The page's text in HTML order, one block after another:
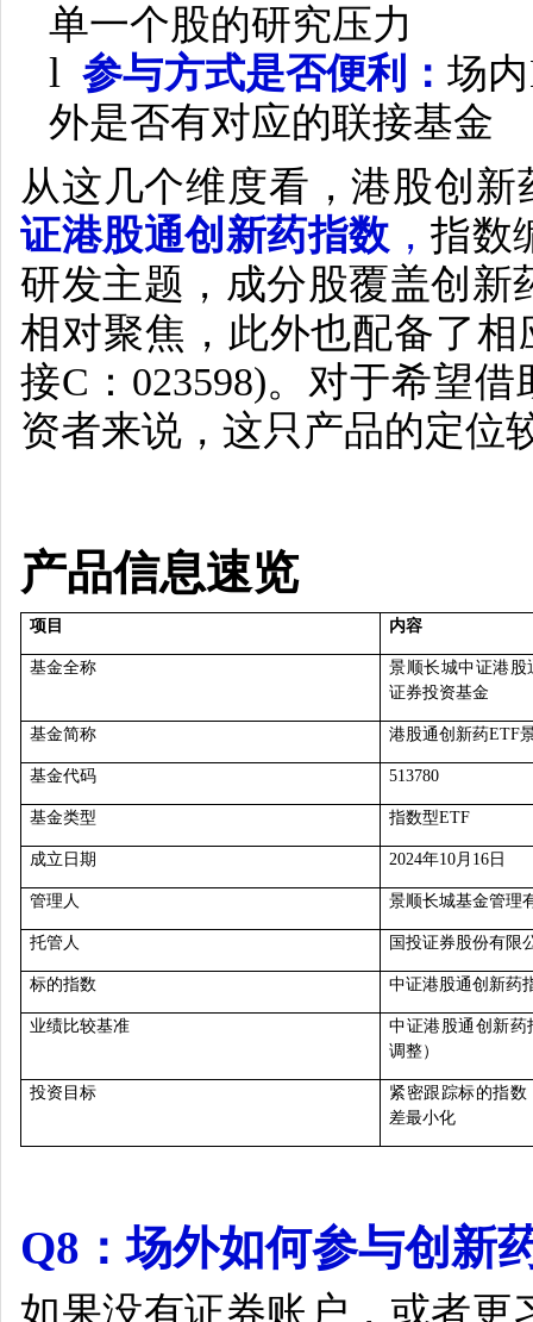
单一个股的研究压力
l 参与方式是否便利：场内
外是否有对应的联接基金
从这几个维度看，港股创新
证港股通创新药指数 ，指数
研发主题，成分股覆盖创新
相对聚焦，此外也配备了
接C ： 023598)。对于希望借
资者来说，这只产品的定位
产品信息速览
项目 内容
基金全称
景顺长城中证港股
证券投资基金
基金简称 港股通创新药ETF
基金代码 513780
基金类型 指数型ETF
成立日期 2024年10月16日
管理人 景顺长城基金管理
托管人 国投证券股份有限
标的指数 中证港股通创新药
业绩比较基准
中证港股通创新药
调整）
投资目标
紧密跟踪标的指
差最小化
Q8 ：场外如何参与创新
如果没有证券账户，或者